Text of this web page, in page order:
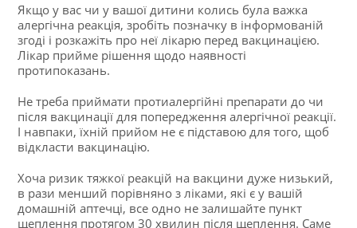
Якщо у вас чи у вашої дитини колись була важка
алергічна реакція, зробіть позначку в інформованій
згоді і розкажіть про неї лікарю перед вакцинацією.
Лікар прийме рішення щодо наявності
протипоказань.
Не треба приймати протиалергійні препарати до чи
після вакцинації для попередження алергічної реакції.
І навпаки, їхній прийом не є підставою для того, щоб
відкласти вакцинацію.
Хоча ризик тяжкої реакцій на вакцини дуже низький,
в рази менший порівняно з ліками, які є у вашій
домашній аптечці, все одно не залишайте пункт
щеплення протягом 30 хвилин після щеплення. Саме